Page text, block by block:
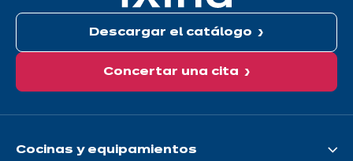
Descargar el catálogo
Concertar una cita
Cocinas y equipamientos